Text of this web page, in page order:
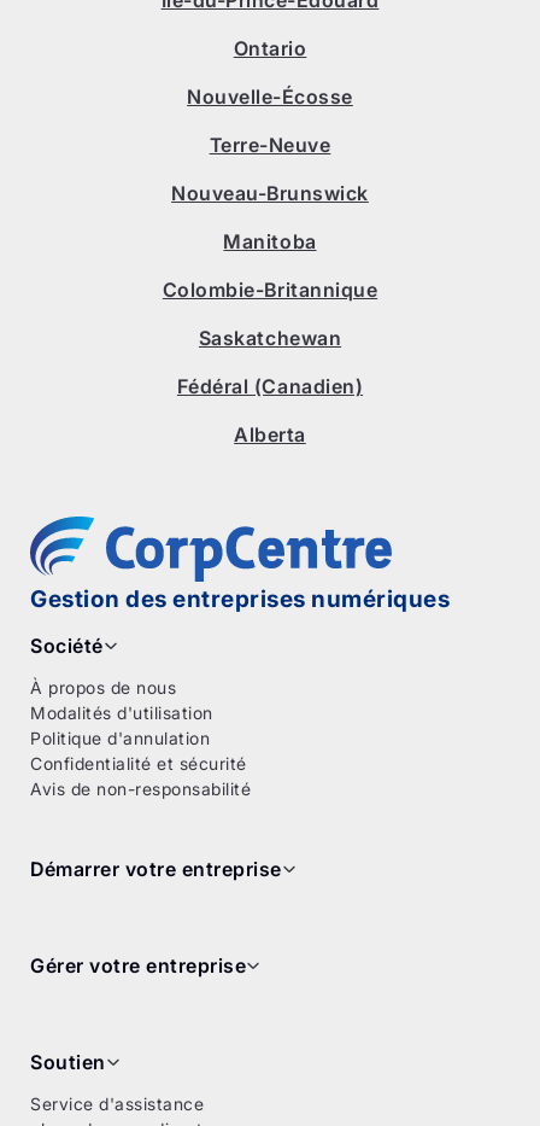
Ontario
Nouvelle-Écosse
Terre-Neuve
Nouveau-Brunswick
Manitoba
Colombie-Britannique
Saskatchewan
Fédéral (Canadien)
Alberta
Gestion des entreprises numériques
Société
À propos de nous
Modalités d'utilisation
Politique d'annulation
Confidentialité et sécurité
Avis de non-responsabilité
Démarrer votre entreprise
Constitution d'OBNL
Société de personnes
Gérer votre entreprise
Calendrier de conformité
Modifications de la société
Soutien
Service d'assistance